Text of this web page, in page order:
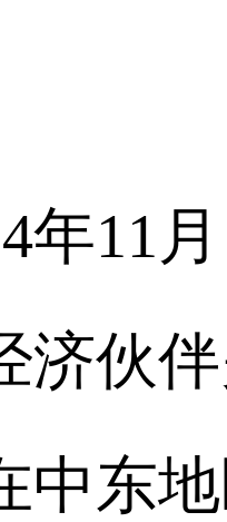
11月
济伙
中东